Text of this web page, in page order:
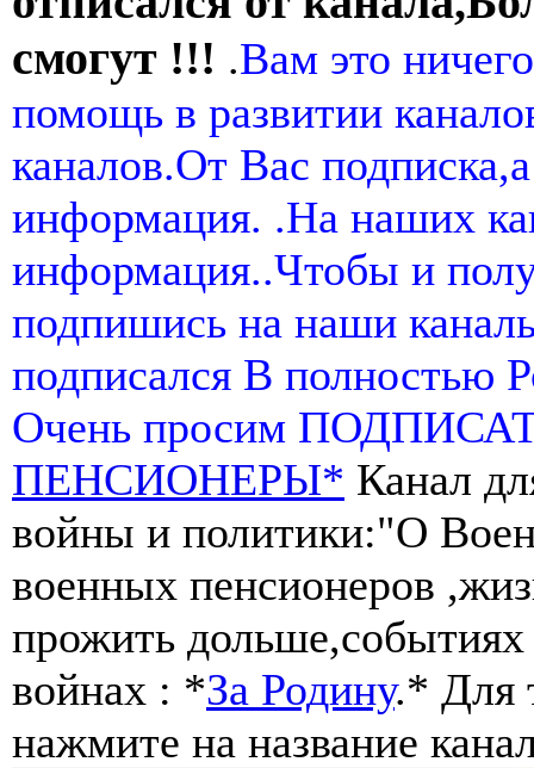
смогут !!! .Вам это
помощь в развитии
каналов.От Вас
информация. .На наших
информация..Чтобы и
подпишись на наши
подписался В полностью
Очень просим
ПЕНСИОНЕРЫ* Канал
войны и политики:"О
военных пенсионеров
прожить
войнах : *За Родину.* Для
нажмите на название